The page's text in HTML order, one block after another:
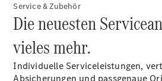
Servicetermin
buchen
Service &
Service & Zubehör
Die neuesten
vieles mehr.
Individuelle Serviceleistungen,
Absicherungen und passgenaue